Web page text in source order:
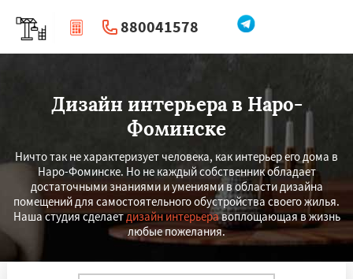
880041578
| Перезвоните мне
Дизайн интерьера в Наро-
Фоминске
Ничто так не характеризует человека, как интерьер его дома в
Наро-Фоминске. Но не каждый собственник обладает
достаточными знаниями и умениями в области дизайна
помещений для самостоятельного обустройства своего жилья.
Наша студия сделаетдизайн интерьеравоплощающая в жизнь
любые пожелания.